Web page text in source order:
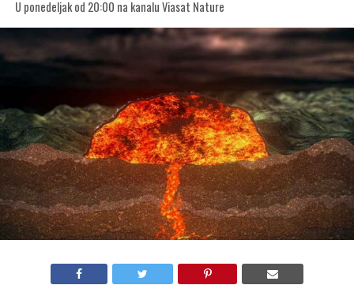
U ponedeljak od 20:00 na kanalu Viasat Nature